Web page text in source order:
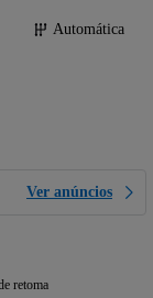
Automática
Ver anúncios
retoma